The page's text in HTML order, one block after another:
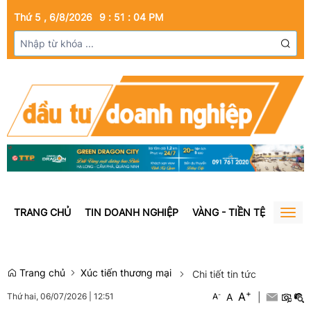
Thứ 5 , 6/8/2026 9 : 51 : 05 PM
TRANG CHỦ TIN DOANH NGHIỆP VÀNG - TIỀN TỆ BẤT
Trang chủ Xúc tiến thương mại Chi tiết tin tức
Thứ hai, 06/07/2026 12:51 A- A A+